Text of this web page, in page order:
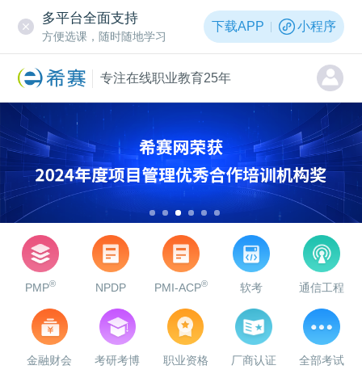
多平台全面支持
方便选课，随时随地学习
下载APP 小程序
专注在线职业教育25年
PMP® NPDP PMI-ACP® 软考 通信工程
金融财会 考研考博 职业资格 厂商认证 全部考试